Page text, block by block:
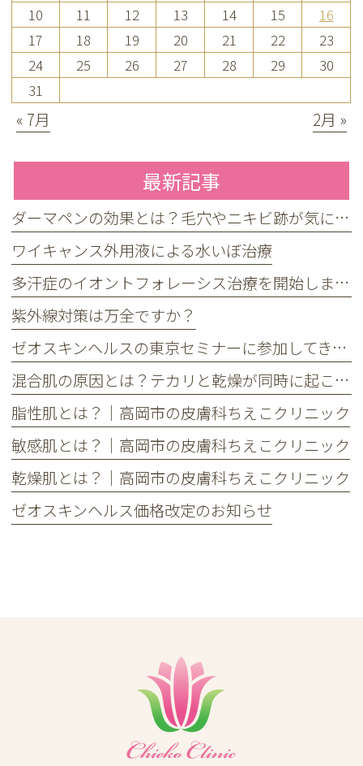
10
11 12 13 14 15
16
17
18 19 20 21 22
23
24
25 26 27 28 29
30
31
« 7月 2月 »
最新記事
ダーマペンの効果とは？毛穴やニキビ跡が気になる方へ
ワイキャンス外用液による水いぼ治療
多汗症のイオントフォレーシス治療を開始しました
紫外線対策は万全ですか？
ゼオスキンヘルスの東京セミナーに参加してきました
混合肌の原因とは？テカリと乾燥が同時に起こる理由とケア方法
脂性肌とは？｜高岡市の皮膚科ちえこクリニック
敏感肌とは？｜高岡市の皮膚科ちえこクリニック
乾燥肌とは？｜高岡市の皮膚科ちえこクリニック
ゼオスキンヘルス価格改定のお知らせ